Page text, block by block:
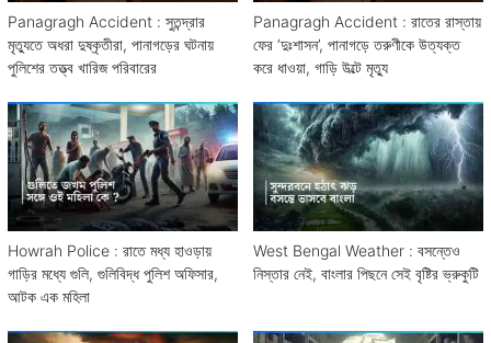
Panagragh Accident : সুতন্দ্রার
মৃত্যুতে অধরা দুষ্কৃতীরা, পানাগড়ের ঘটনায়
পুলিশের তত্ত্ব খারিজ পরিবারের
Panagragh Accident : রাতের রাস্তায়
ফের ‘দুঃশাসন’, পানাগড়ে তরুণীকে উত্যক্ত
করে ধাওয়া, গাড়ি উল্টে মৃত্যু
Howrah Police : রাতে মধ্য হাওড়ায়
গাড়ির মধ্যে গুলি, গুলিবিদ্ধ পুলিশ অফিসার,
আটক এক মহিলা
West Bengal Weather : বসন্তেও
নিস্তার নেই, বাংলার পিছনে সেই বৃষ্টির ভ্রুকুটি